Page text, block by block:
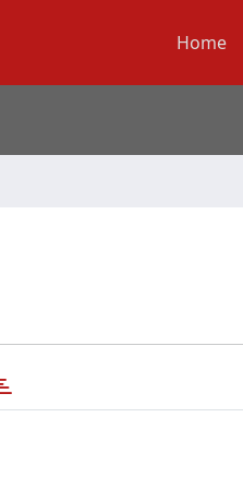
Home